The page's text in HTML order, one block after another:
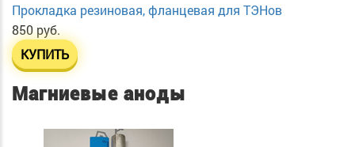
Прокладка резиновая, фланцевая для ТЭНов
850 руб.
КУПИТЬ
Магниевые аноды